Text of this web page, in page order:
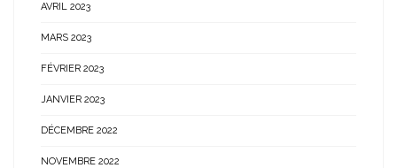
AVRIL 2023
MARS 2023
FÉVRIER 2023
JANVIER 2023
DÉCEMBRE 2022
NOVEMBRE 2022